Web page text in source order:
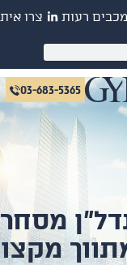
רעות
צרו איתי
03-683-5365